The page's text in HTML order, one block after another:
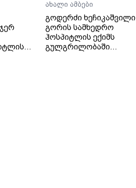
ახალი ამბები
გოდერძი ხეჩიკაშვილი
გორის სამხედრო
ჰოსპიტლის ექიმს
გულგრილობაში